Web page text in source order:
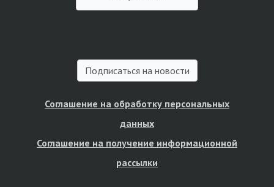
Подписаться на новости
Соглашение на обработку персональных
данных
Соглашение на получение информационной
рассылки